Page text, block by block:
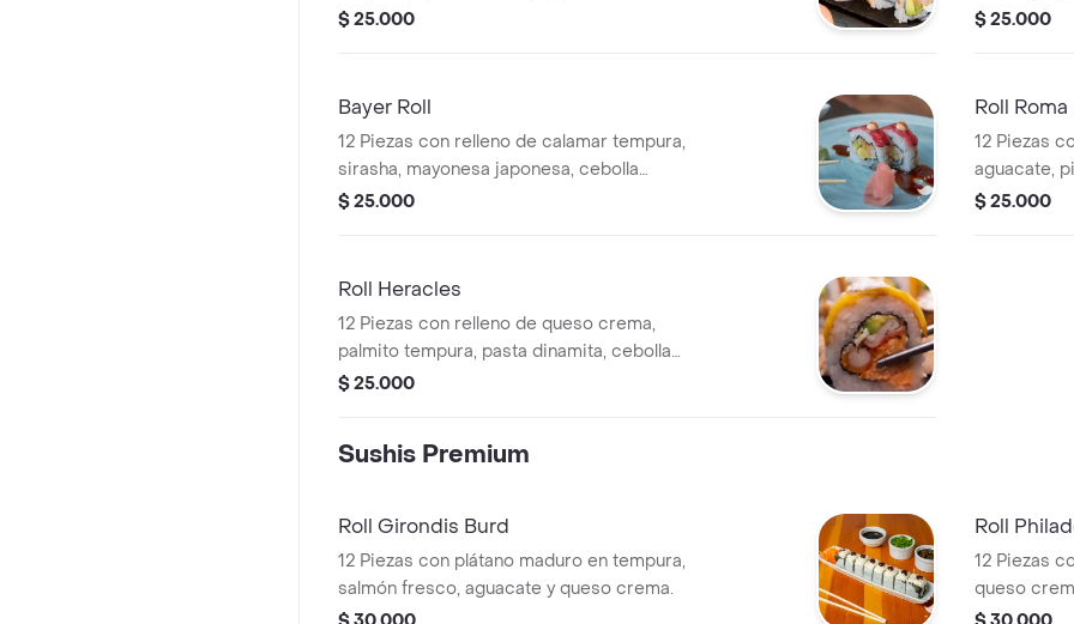
$ 25.000
$ 25.000
Bayer Roll
12 Piezas con relleno de calamar tempura,
sirasha, mayonesa japonesa, cebolla
larga, aguacate y topping de ajonjolí.
$ 25.000
Roll Roma
12 Piezas
aguacate,
tempura,
$ 25.000
Roll Heracles
12 Piezas con relleno de queso crema,
palmito tempura, pasta dinamita, cebolla
larga, con topping de plátano y queso
$ 25.000
Sushis Premium
Roll Girondis Burd
12 Piezas con plátano maduro en tempura,
salmón fresco, aguacate y queso crema.
Roll
12 Piezas
queso